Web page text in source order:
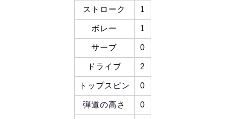
ストローク 1
ボレー 1
サーブ 0
ドライブ 2
トップスピン 0
弾道の高さ 0